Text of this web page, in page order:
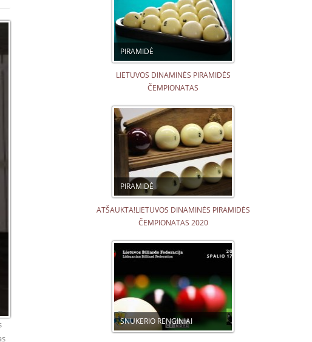
PIRAMIDĖ
LIETUVOS DINAMINĖS PIRAMIDĖS
ČEMPIONATAS
PIRAMIDĖ
ATŠAUKTA!LIETUVOS DINAMINĖS PIRAMIDĖS
ČEMPIONATAS 2020
SNUKERIO RENGINIAI